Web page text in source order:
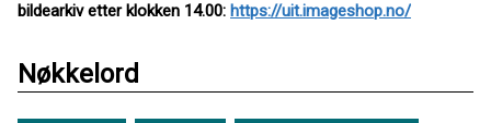
bildearkiv etter klokken 14.00: https://uit.imageshop.no/
Nøkkelord